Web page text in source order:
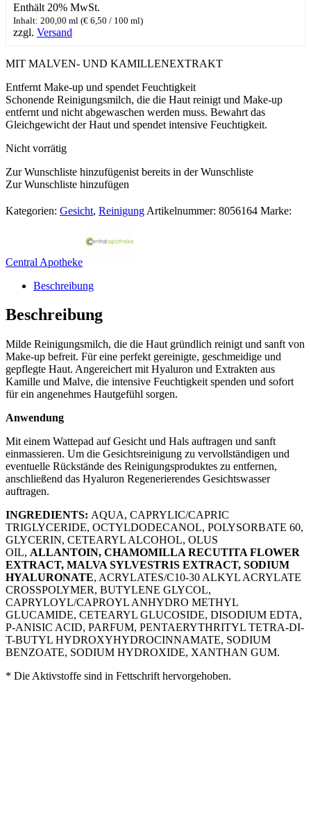
Enthält 20% MwSt.
Inhalt: 200,00 ml (€ 6,50 / 100 ml)
zzgl. Versand
MIT MALVEN- UND KAMILLENEXTRAKT
Entfernt Make-up und spendet Feuchtigkeit
Schonende Reinigungsmilch, die die Haut reinigt und Make-up
entfernt und nicht abgewaschen werden muss. Bewahrt das
Gleichgewicht der Haut und spendet intensive Feuchtigkeit.
Nicht vorrätig
Zur Wunschliste hinzufügenist bereits in der Wunschliste
Zur Wunschliste hinzufügen
Kategorien: Gesicht, Reinigung Artikelnummer: 8056164 Marke:
Central Apotheke
Beschreibung
Beschreibung
Milde Reinigungsmilch, die die Haut gründlich reinigt und sanft von
Make-up befreit. Für eine perfekt gereinigte, geschmeidige und
gepflegte Haut. Angereichert mit Hyaluron und Extrakten aus
Kamille und Malve, die intensive Feuchtigkeit spenden und sofort
für ein angenehmes Hautgefühl sorgen.
Anwendung
Mit einem Wattepad auf Gesicht und Hals auftragen und sanft
einmassieren. Um die Gesichtsreinigung zu vervollständigen und
eventuelle Rückstände des Reinigungsproduktes zu entfernen,
anschließend das Hyaluron Regenerierendes Gesichtswasser
auftragen.
INGREDIENTS: AQUA, CAPRYLIC/CAPRIC
TRIGLYCERIDE, OCTYLDODECANOL, POLYSORBATE 60,
GLYCERIN, CETEARYL ALCOHOL, OLUS
OIL, ALLANTOIN, CHAMOMILLA RECUTITA FLOWER
EXTRACT, MALVA SYLVESTRIS EXTRACT, SODIUM
HYALURONATE, ACRYLATES/C10-30 ALKYL ACRYLATE
CROSSPOLYMER, BUTYLENE GLYCOL,
CAPRYLOYL/CAPROYL ANHYDRO METHYL
GLUCAMIDE, CETEARYL GLUCOSIDE, DISODIUM EDTA,
P-ANISIC ACID, PARFUM, PENTAERYTHRITYL TETRA-DI-
T-BUTYL HYDROXYHYDROCINNAMATE, SODIUM
BENZOATE, SODIUM HYDROXIDE, XANTHAN GUM.
* Die Aktivstoffe sind in Fettschrift hervorgehoben.